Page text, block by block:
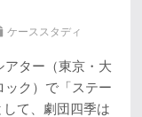
ケーススタディ
アター（東京・大
ック）で「ステー
て、劇団四季は